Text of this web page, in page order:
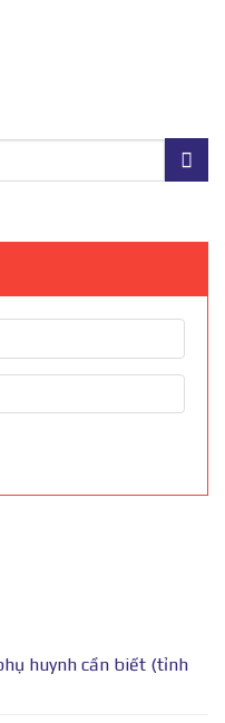
huynh cần biết (tỉnh